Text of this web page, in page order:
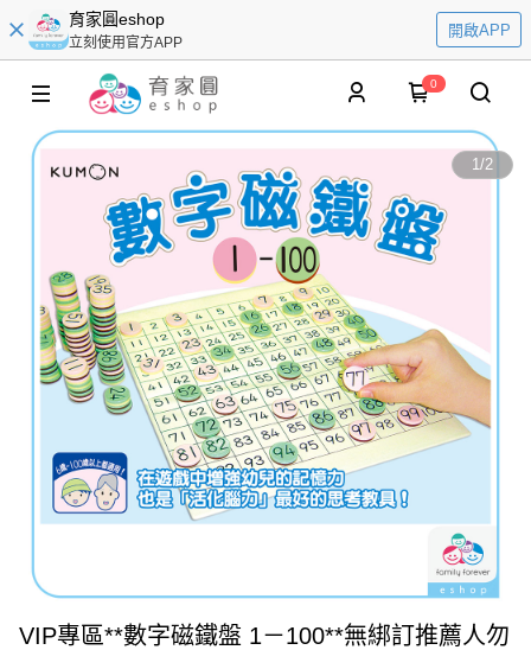
育家圓eshop
立刻使用官方APP
開啟APP
0
1/2
VIP專區**數字磁鐵盤 1－100**無綁訂推薦人勿